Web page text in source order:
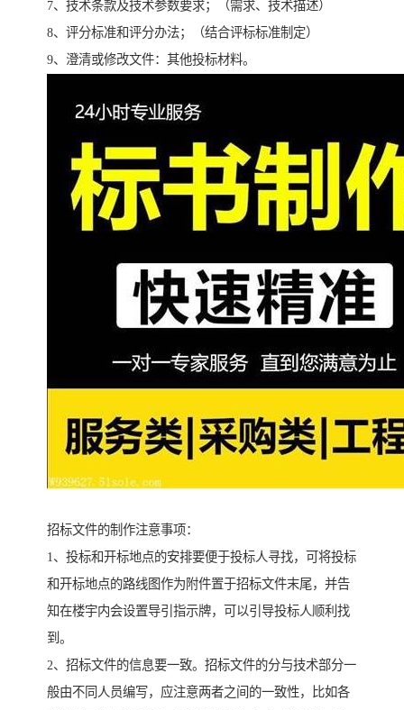
7、技术条款及技术参数要求；（需求、技术描述）
8、评分标准和评分办法；（结合评标标准制定）
9、澄清或修改文件：其他投标材料。
招标文件的制作注意事项：
1、投标和开标地点的安排要便于投标人寻找，可将投标
和开标地点的路线图作为附件置于招标文件末尾，并告
知在楼宇内会设置导引指示牌，可以引导投标人顺利找
到。
2、招标文件的信息要一致。招标文件的分与技术部分一
般由不同人员编写，应注意两者之间的一致性，比如各